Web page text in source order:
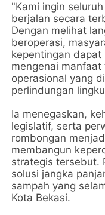
"Kami ingin
berjalan secara
Dengan melihat
beroperasi,
kepentingan dapat
mengenai
operasional yang
perlindungan
Ia menegaskan,
legislatif, serta
rombongan
membangun
strategis tersebut.
solusi jangka
sampah yang
Kota Bekasi.